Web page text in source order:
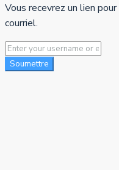
Vous recevrez un lien
courriel.
Soumettre